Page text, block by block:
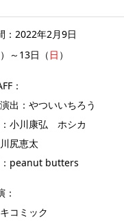
：2022年2月9日
）～13日（ 日 ）
：
出：やついいちろう
小川康弘 ホシカ
尻恵太
peanut butters
：
コミック